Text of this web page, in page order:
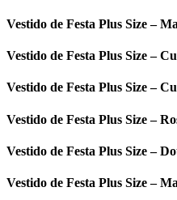
Vestido de Festa Plus Size –
Vestido de Festa Plus Size –
Vestido de Festa Plus Size –
Vestido de Festa Plus Size –
Vestido de Festa Plus Size –
Vestido de Festa Plus Size –